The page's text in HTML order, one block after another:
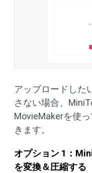
アップロードした
さない場合、
MovieMakerを使
きます。
オプション 1：
を変換＆圧縮する